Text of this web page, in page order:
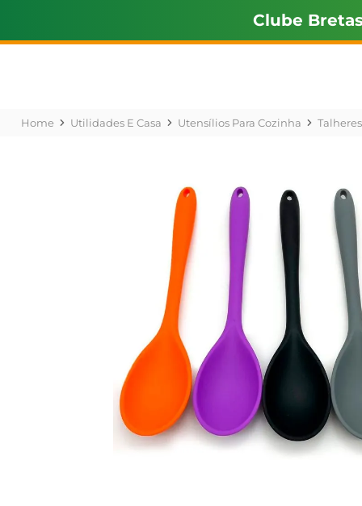
Clube Bretas
Utilidades E Casa Utensílios Para Cozinha Talheres